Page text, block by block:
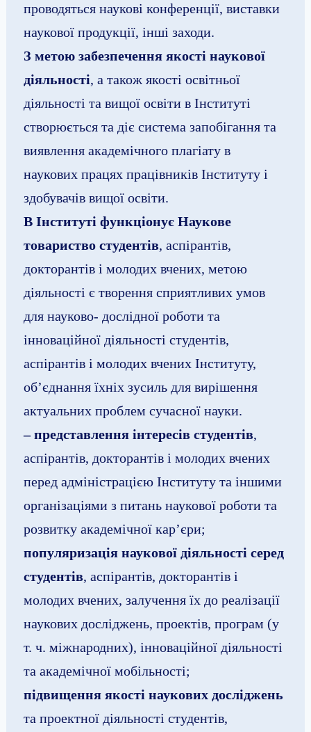
проводяться наукові конференції, виставки
наукової продукції, інші заходи.
З метою забезпечення якості наукової
діяльності, а також якості освітньої
діяльності та вищої освіти в Інституті
створюється та діє система запобігання та
виявлення академічного плагіату в
наукових працях працівників Інституту і
здобувачів вищої освіти.
В Інституті функціонує Наукове
товариство студентів, аспірантів,
докторантів і молодих вчених, метою
діяльності є творення сприятливих умов
для науково- дослідної роботи та
інноваційної діяльності студентів,
аспірантів і молодих вчених Інституту,
об’єднання їхніх зусиль для вирішення
актуальних проблем сучасної науки.
– представлення інтересів студентів,
аспірантів, докторантів і молодих вчених
перед адміністрацією Інституту та іншими
організаціями з питань наукової роботи та
розвитку академічної кар’єри;
популяризація наукової діяльності серед
студентів, аспірантів, докторантів і
молодих вчених, залучення їх до реалізації
наукових досліджень, проектів, програм (у
т. ч. міжнародних), інноваційної діяльності
та академічної мобільності;
підвищення якості наукових досліджень
та проектної діяльності студентів,